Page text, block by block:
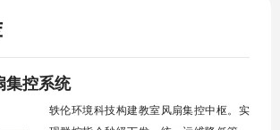
集控系统
轶伦环境科技构建教室风扇集控中枢。实